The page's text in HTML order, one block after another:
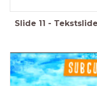
Slide 11 - Tekstslide